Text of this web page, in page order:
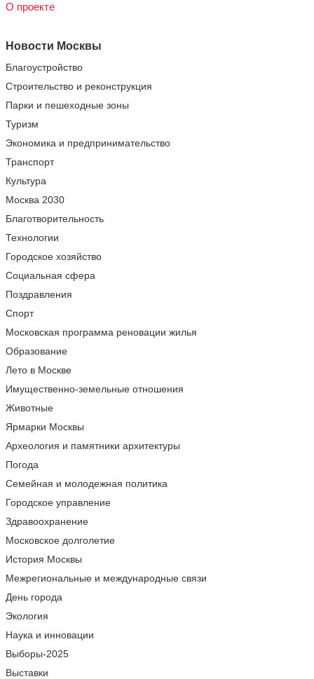
О проекте
Новости Москвы
Благоустройство
Строительство и реконструкция
Парки и пешеходные зоны
Туризм
Экономика и предпринимательство
Транспорт
Культура
Москва 2030
Благотворительность
Технологии
Городское хозяйство
Социальная сфера
Поздравления
Спорт
Московская программа реновации жилья
Образование
Лето в Москве
Имущественно-земельные отношения
Животные
Ярмарки Москвы
Археология и памятники архитектуры
Погода
Семейная и молодежная политика
Городское управление
Здравоохранение
Московское долголетие
История Москвы
Межрегиональные и международные связи
День города
Экология
Наука и инновации
Выборы-2025
Выставки